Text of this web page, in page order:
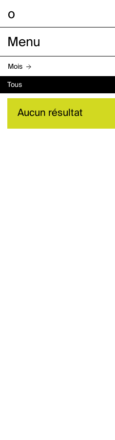
o
Menu
Mois
Tous
Aucun résultat